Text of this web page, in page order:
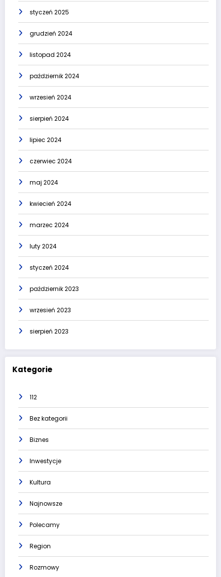
styczeń 2025
grudzień 2024
listopad 2024
październik 2024
wrzesień 2024
sierpień 2024
lipiec 2024
czerwiec 2024
maj 2024
kwiecień 2024
marzec 2024
luty 2024
styczeń 2024
październik 2023
wrzesień 2023
sierpień 2023
Kategorie
112
Bez kategorii
Biznes
Inwestycje
Kultura
Najnowsze
Polecamy
Region
Rozmowy